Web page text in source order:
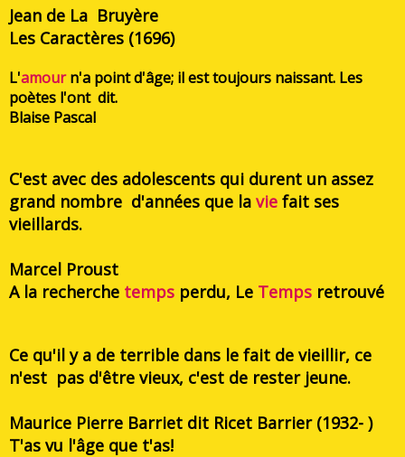
Jean de La Bruyère
Les Caractères (1696)
L'amourn'a point d'âge; il est toujours naissant. Les
poètes l'ont dit.
Blaise Pascal
C'est avec des adolescents qui durent un assez
grand nombre d'années que la vie fait ses
vieillards.
Marcel Proust
A la recherche temps perdu, Le Temps retrouvé
Ce qu'il y a de terrible dans le fait de vieillir, ce
n'est pas d'être vieux, c'est de rester jeune.
Maurice Pierre Barriet dit Ricet Barrier (1932- )
T'as vu l'âge que t'as!